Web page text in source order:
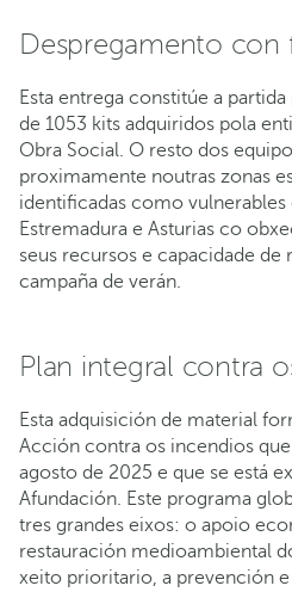
Despregamento con
Esta entrega constitúe a
de 1053 kits adquiridos pola
Obra Social. O resto dos
proximamente noutras zonas
identificadas como vulnerables
Estremadura e Asturias co
seus recursos e capacidade de
campaña de verán.
Plan integral contra
Esta adquisición de material
Acción contra os incendios
agosto de 2025 e que se está
Afundación. Este programa
tres grandes eixos: o apoio
restauración medioambiental
xeito prioritario, a prevención